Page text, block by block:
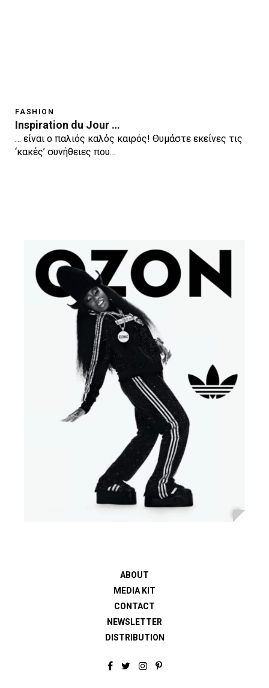
FASHION
Inspiration du Jour …
… είναι ο παλιός καλός καιρός! Θυμάστε εκείνες τις
‘κακές’ συνήθειες που…
ABOUT
MEDIA KIT
CONTACT
NEWSLETTER
DISTRIBUTION
F
T
I
P